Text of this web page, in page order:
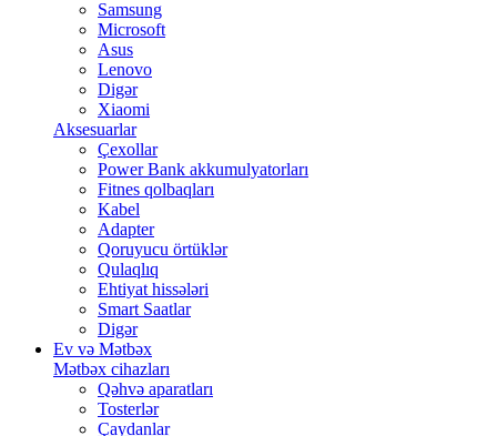
Samsung
Microsoft
Asus
Lenovo
Digər
Xiaomi
Aksesuarlar
Çexollar
Power Bank akkumulyatorları
Fitnes qolbaqları
Kabel
Adapter
Qoruyucu örtüklər
Qulaqlıq
Ehtiyat hissələri
Smart Saatlar
Digər
Ev və Mətbəx
Mətbəx cihazları
Qəhvə aparatları
Tosterlər
Çaydanlar